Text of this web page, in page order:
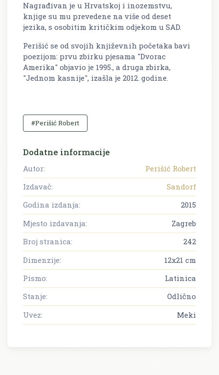
Nagrađivan je u Hrvatskoj i inozemstvu,
knjige su mu prevedene na više od deset
jezika, s osobitim kritičkim odjekom u SAD.
Perišić se od svojih književnih početaka bavi
poezijom: prvu zbirku pjesama "Dvorac
Amerika" objavio je 1995., a druga zbirka,
"Jednom kasnije", izašla je 2012. godine.
#Perišić Robert
Dodatne informacije
Autor:
Perišić Robert
Izdavač:
Sandorf
Godina izdanja:
2015
Mjesto izdavanja:
Zagreb
Broj stranica:
242
Dimenzije:
12x21 cm
Pismo:
Latinica
Stanje:
Odlično
Uvez:
Meki